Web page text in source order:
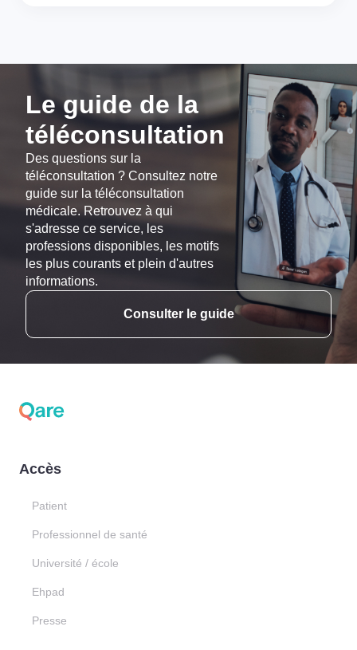
Le guide de la
téléconsultation
Des questions sur la
téléconsultation ? Consultez notre
guide sur la téléconsultation
médicale. Retrouvez à qui
s'adresse ce service, les
professions disponibles, les motifs
les plus courants et plein d'autres
informations.
Consulter le guide
Accès
Patient
Professionnel de santé
Université / école
Ehpad
Presse